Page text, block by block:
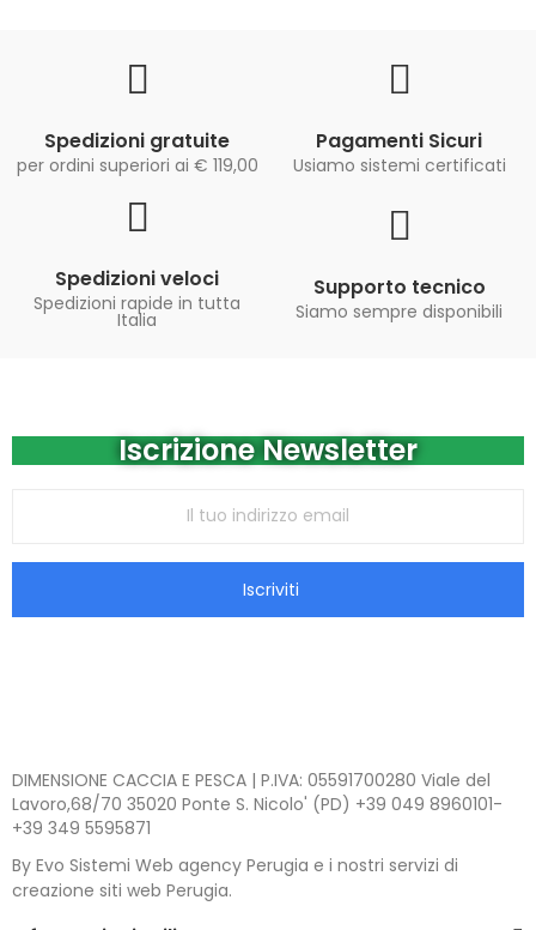
Spedizioni gratuite
per ordini superiori ai € 119,00
Pagamenti Sicuri
Usiamo sistemi certificati
Spedizioni veloci
Spedizioni rapide in tutta
Italia
Supporto tecnico
Siamo sempre disponibili
Iscrizione Newsletter
Iscriviti
DIMENSIONE CACCIA E PESCA | P.IVA: 05591700280 Viale del
Lavoro,68/70 35020 Ponte S. Nicolo' (PD) +39 049 8960101-
+39 349 5595871
By Evo Sistemi Web agency Perugia e i nostri servizi di
creazione siti web Perugia.